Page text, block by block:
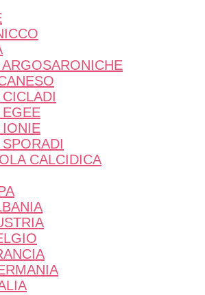
CALCIDICA